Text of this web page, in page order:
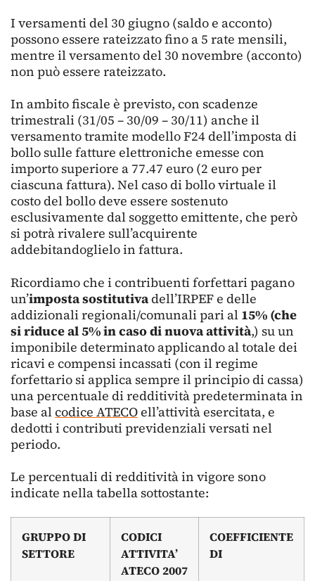
I versamenti del 30 giugno (saldo e acconto)
possono essere rateizzato fino a 5 rate mensili,
mentre il versamento del 30 novembre (acconto)
non può essere rateizzato.
In ambito fiscale è previsto, con scadenze
trimestrali (31/05 – 30/09 – 30/11) anche il
versamento tramite modello F24 dell’imposta di
bollo sulle fatture elettroniche emesse con
importo superiore a 77.47 euro (2 euro per
ciascuna fattura). Nel caso di bollo virtuale il
costo del bollo deve essere sostenuto
esclusivamente dal soggetto emittente, che però
si potrà rivalere sull’acquirente
addebitandoglielo in fattura.
Ricordiamo che i contribuenti forfettari pagano
un’impostasostitutivadell’IRPEF e delle
addizionali regionali/comunali pari al 15% (che
si riduce al 5% in caso di nuova attività,) su un
imponibile determinato applicando al totale dei
ricavi e compensi incassati (con il regime
forfettario si applica sempre il principio di cassa)
una percentuale di redditività predeterminata in
base alcodice ATECOell’attività esercitata, e
dedotti i contributi previdenziali versati nel
periodo.
Le percentuali di redditività in vigore sono
indicate nella tabella sottostante:
GRUPPO DI
SETTORE
CODICI
ATTIVITA’
ATECO 2007
COEFFICIENTE
DI